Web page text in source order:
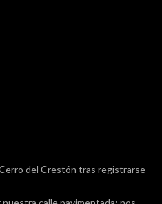
del Crestón tras registrarse